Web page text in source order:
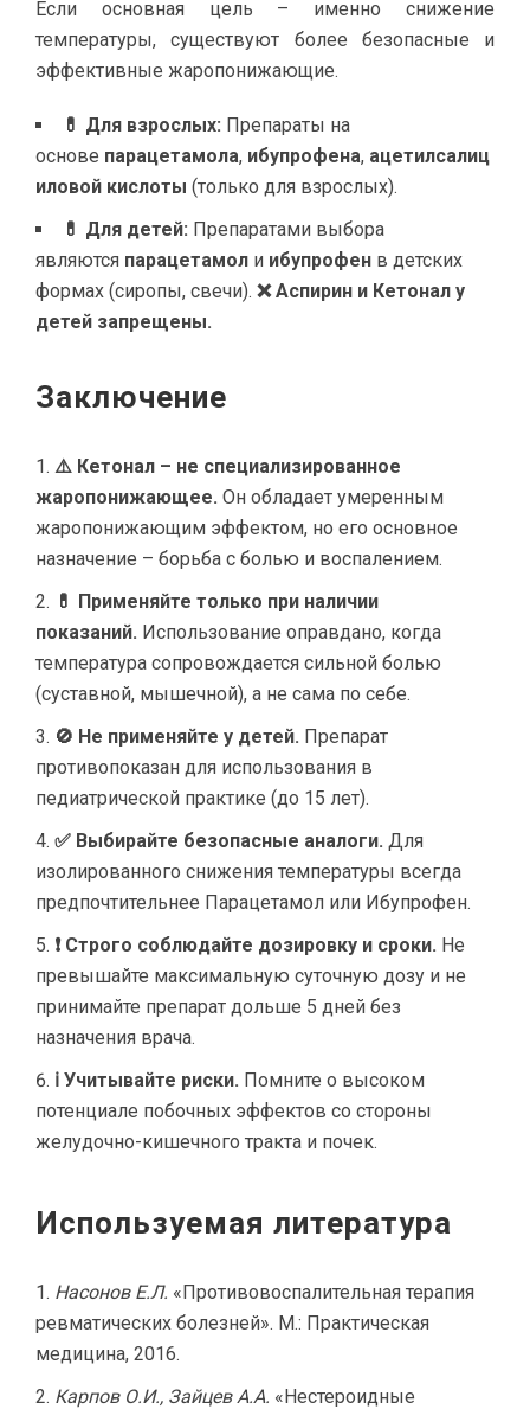
Если основная цель – именно снижение
температуры, существуют более безопасные и
эффективные жаропонижающие.
💊 Для взрослых: Препараты на
основе парацетамола, ибупрофена, ацетилсалиц
иловой кислоты (только для взрослых).
💊 Для детей: Препаратами выбора
являются парацетамол и ибупрофен в детских
формах (сиропы, свечи). ❌ Аспирин и Кетонал у
детей запрещены.
Заключение
⚠️ Кетонал – не специализированное
жаропонижающее. Он обладает умеренным
жаропонижающим эффектом, но его основное
назначение – борьба с болью и воспалением.
💊 Применяйте только при наличии
показаний. Использование оправдано, когда
температура сопровождается сильной болью
(суставной, мышечной), а не сама по себе.
🚫 Не применяйте у детей. Препарат
противопоказан для использования в
педиатрической практике (до 15 лет).
✅ Выбирайте безопасные аналоги. Для
изолированного снижения температуры всегда
предпочтительнее Парацетамол или Ибупрофен.
❗ Строго соблюдайте дозировку и сроки. Не
превышайте максимальную суточную дозу и не
принимайте препарат дольше 5 дней без
назначения врача.
ℹ️ Учитывайте риски. Помните о высоком
потенциале побочных эффектов со стороны
желудочно-кишечного тракта и почек.
Используемая литература
Насонов Е.Л. «Противовоспалительная терапия
ревматических болезней». М.: Практическая
медицина, 2016.
Карпов О.И., Зайцев А.А. «Нестероидные